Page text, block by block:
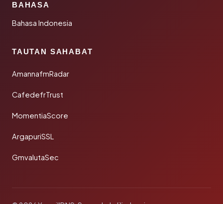
BAHASA
Bahasa Indonesia
TAUTAN SAHABAT
AmannafmRadar
CafedefrTrust
MomentiaScore
ArgapuriSSL
GmvalutaSec